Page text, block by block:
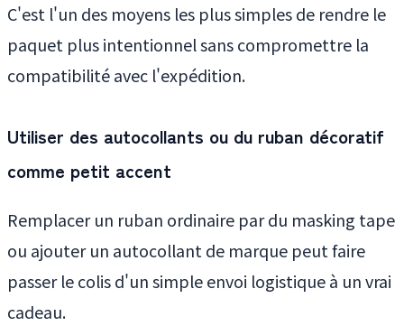
C'est l'un des moyens les plus simples de rendre le
paquet plus intentionnel sans compromettre la
compatibilité avec l'expédition.
Utiliser des autocollants ou du ruban décoratif
comme petit accent
Remplacer un ruban ordinaire par du masking tape
ou ajouter un autocollant de marque peut faire
passer le colis d'un simple envoi logistique à un vrai
cadeau.